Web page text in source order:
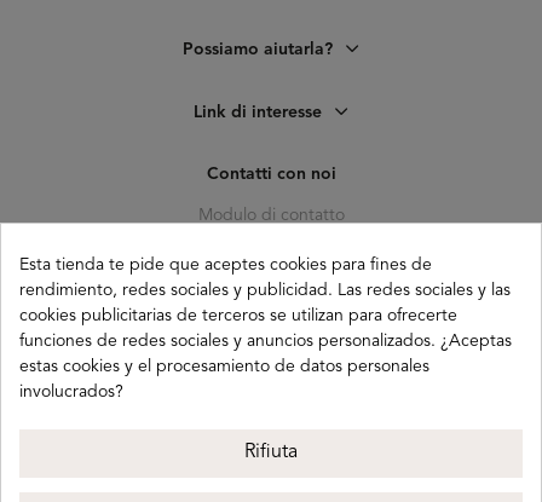
Possiamo aiutarla?
Link di interesse
Contatti con noi
Modulo di contatto
C. Pagés del Corro, 133, b
41010 (Triana) Sevilla
info@buganco.com
Esta tienda te pide que aceptes cookies para fines de
rendimiento, redes sociales y publicidad. Las redes sociales y las
cookies publicitarias de terceros se utilizan para ofrecerte
funciones de redes sociales y anuncios personalizados. ¿Aceptas
estas cookies y el procesamiento de datos personales
involucrados?
Rifiuta